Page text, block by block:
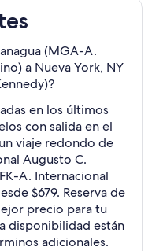
(MGA-A.
a Nueva York, NY
en los últimos
con salida en el
viaje redondo de
Augusto C.
A. Internacional
$679. Reserva de
precio para tu
disponibilidad están
adicionales.